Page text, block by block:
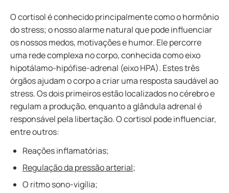
O cortisol é conhecido principalmente como o hormônio
do stress; o nosso alarme natural que pode influenciar
os nossos medos, motivações e humor. Ele percorre
uma rede complexa no corpo, conhecida como eixo
hipotálamo-hipófise-adrenal (eixo HPA). Estes três
órgãos ajudam o corpo a criar uma resposta saudável ao
stress. Os dois primeiros estão localizados no cérebro e
regulam a produção, enquanto a glândula adrenal é
responsável pela libertação. O cortisol pode influenciar,
entre outros:
Reações inflamatórias;
Regulação da pressão arterial;
O ritmo sono-vigília;